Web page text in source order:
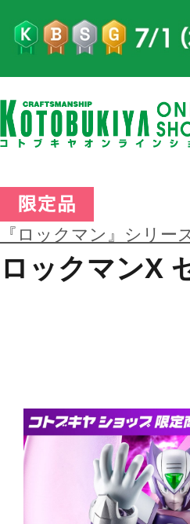
『ロックマン』シリー
ロックマンX